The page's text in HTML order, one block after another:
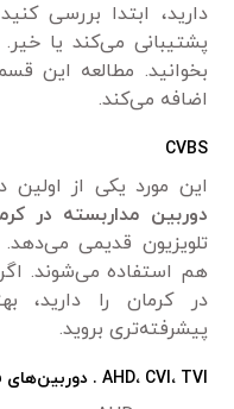
پشتیبانی می‌کند یا
بخوانید. مطالعه این
اضافه می‌کند.
CVBS
این مورد یکی از
دوربین مداربسته در
تلویزیون قدیمی
هم استفاده می‌شوند.
در کرمان را دارید،
پیشرفته‌تری بروید.
AHD، CVI، TVI
.دوربین‌های